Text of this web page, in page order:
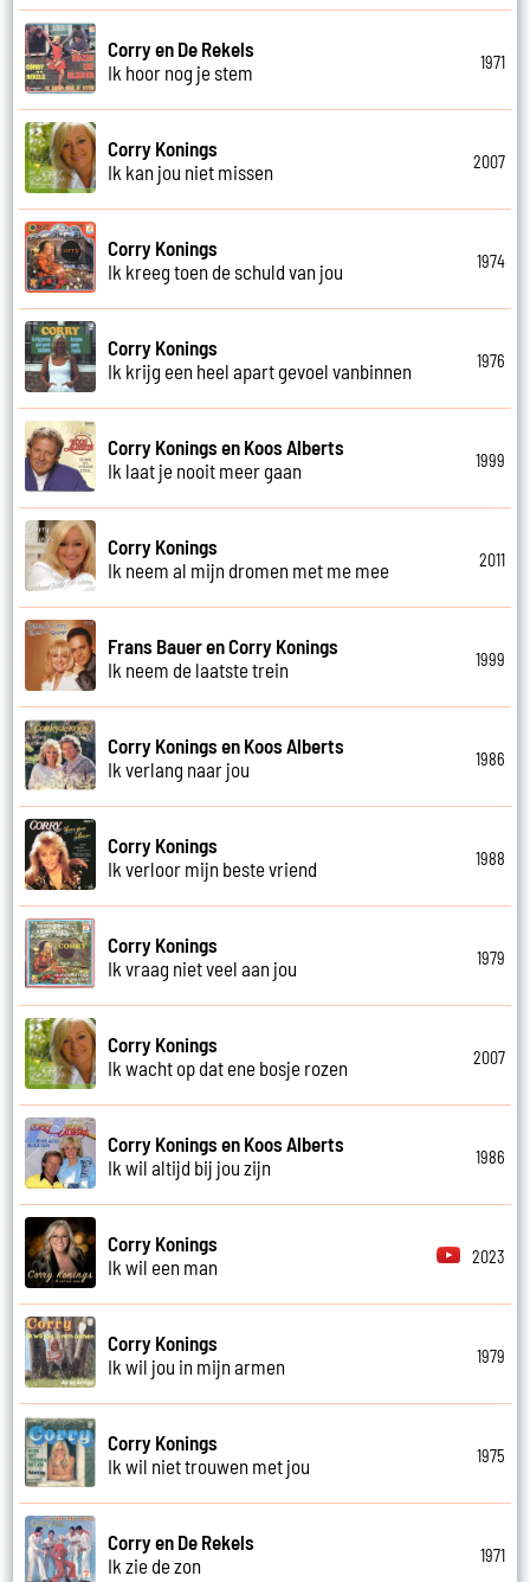
Corry en De Rekels
Ik hoor nog je stem
1971
Corry Konings
Ik kan jou niet missen
2007
Corry Konings
Ik kreeg toen de schuld van jou
1974
Corry Konings
Ik krijg een heel apart gevoel vanbinnen
1976
Corry Konings en Koos Alberts
Ik laat je nooit meer gaan
1999
Corry Konings
Ik neem al mijn dromen met me mee
2011
Frans Bauer en Corry Konings
Ik neem de laatste trein
1999
Corry Konings en Koos Alberts
Ik verlang naar jou
1986
Corry Konings
Ik verloor mijn beste vriend
1988
Corry Konings
Ik vraag niet veel aan jou
1979
Corry Konings
Ik wacht op dat ene bosje rozen
2007
Corry Konings en Koos Alberts
Ik wil altijd bij jou zijn
1986
Corry Konings
Ik wil een man
2023
Corry Konings
Ik wil jou in mijn armen
1979
Corry Konings
Ik wil niet trouwen met jou
1975
Corry en De Rekels
Ik zie de zon
1971